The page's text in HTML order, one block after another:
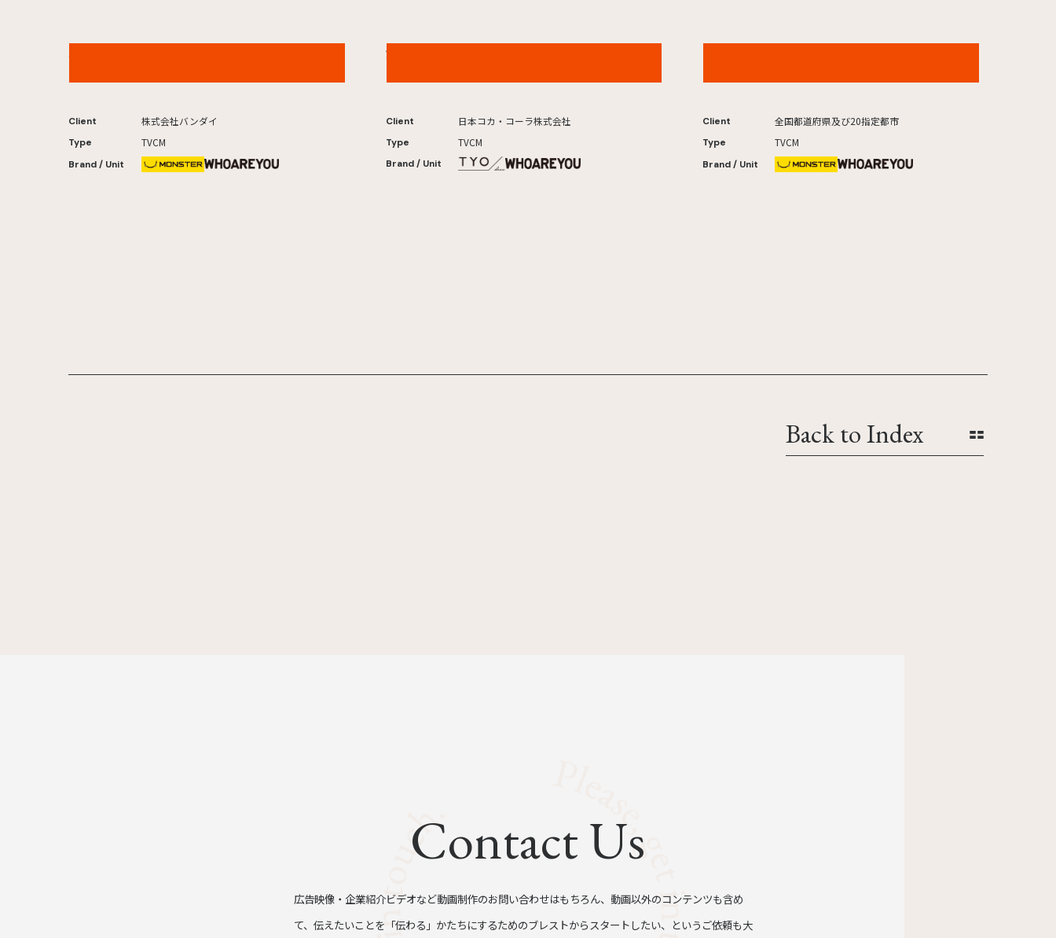
Client 株式会社バンダイ
Type TVCM
Brand / Unit
からだすこやか茶Ｗ＋「小悪魔W」篇
Client 日本コカ・コーラ株式会社
Type TVCM
Brand / Unit
Client 全国都道府県及び20指定都市
Type TVCM
Brand / Unit
Back to Index
Contact Us
広告映像・企業紹介ビデオなど動画制作のお問い合わせはもちろん、動画以外のコンテンツも含め
て、伝えたいことを「伝わる」かたちにするためのブレストからスタートしたい、というご依頼も大